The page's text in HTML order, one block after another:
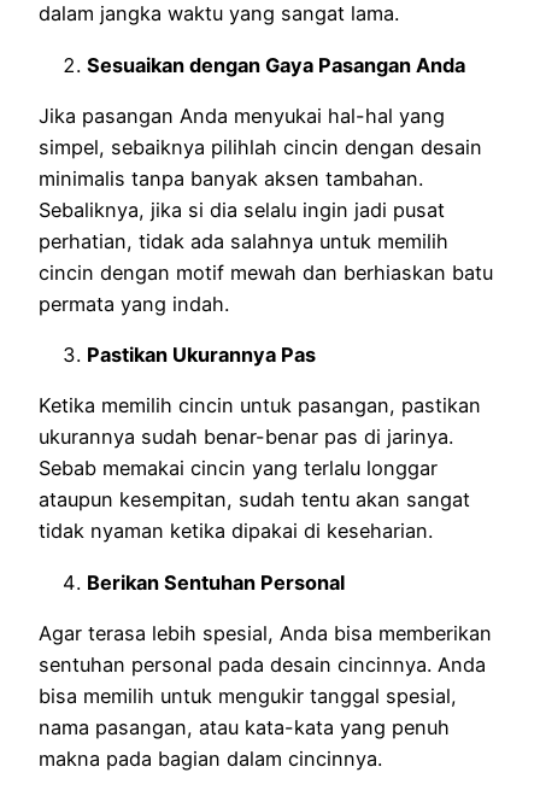
dalam jangka waktu yang sangat lama.
Sesuaikan dengan Gaya Pasangan Anda
Jika pasangan Anda menyukai hal-hal yang
simpel, sebaiknya pilihlah cincin dengan desain
minimalis tanpa banyak aksen tambahan.
Sebaliknya, jika si dia selalu ingin jadi pusat
perhatian, tidak ada salahnya untuk memilih
cincin dengan motif mewah dan berhiaskan batu
permata yang indah.
Pastikan Ukurannya Pas
Ketika memilih cincin untuk pasangan, pastikan
ukurannya sudah benar-benar pas di jarinya.
Sebab memakai cincin yang terlalu longgar
ataupun kesempitan, sudah tentu akan sangat
tidak nyaman ketika dipakai di keseharian.
Berikan Sentuhan Personal
Agar terasa lebih spesial, Anda bisa memberikan
sentuhan personal pada desain cincinnya. Anda
bisa memilih untuk mengukir tanggal spesial,
nama pasangan, atau kata-kata yang penuh
makna pada bagian dalam cincinnya.